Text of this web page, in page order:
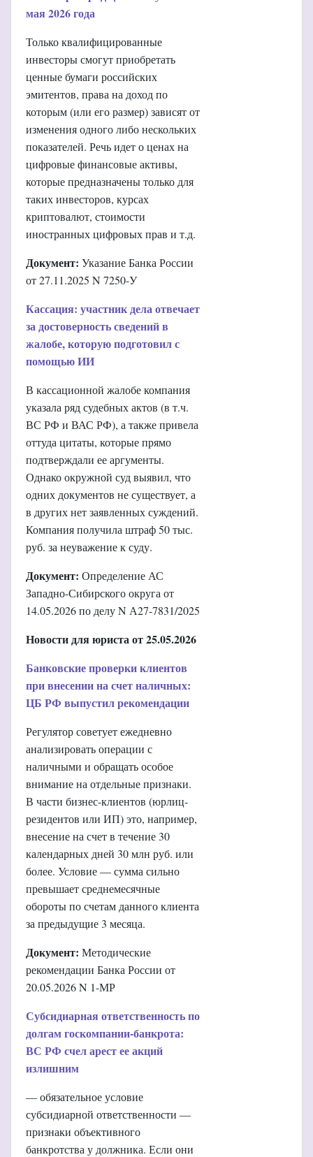
мая 2026 года
Только квалифицированные
инвесторы смогут приобретать
ценные бумаги российских
эмитентов, права на доход по
которым (или его размер) зависят от
изменения одного либо нескольких
показателей. Речь идет о ценах на
цифровые финансовые активы,
которые предназначены только для
таких инвесторов, курсах
криптовалют, стоимости
иностранных цифровых прав и т.д.
Документ: Указание Банка России
от 27.11.2025 N 7250-У
Кассация: участник дела отвечает
за достоверность сведений в
жалобе, которую подготовил с
помощью ИИ
В кассационной жалобе компания
указала ряд судебных актов (в т.ч.
ВС РФ и ВАС РФ), а также привела
оттуда цитаты, которые прямо
подтверждали ее аргументы.
Однако окружной суд выявил, что
одних документов не существует, а
в других нет заявленных суждений.
Компания получила штраф 50 тыс.
руб. за неуважение к суду.
Документ: Определение АС
Западно-Сибирского округа от
14.05.2026 по делу N А27-7831/2025
Новости для юриста от 25.05.2026
Банковские проверки клиентов
при внесении на счет наличных:
ЦБ РФ выпустил рекомендации
Регулятор советует ежедневно
анализировать операции с
наличными и обращать особое
внимание на отдельные признаки.
В части бизнес-клиентов (юрлиц-
резидентов или ИП) это, например,
внесение на счет в течение 30
календарных дней 30 млн руб. или
более. Условие — сумма сильно
превышает среднемесячные
обороты по счетам данного клиента
за предыдущие 3 месяца.
Документ: Методические
рекомендации Банка России от
20.05.2026 N 1-МР
Субсидиарная ответственность по
долгам госкомпании-банкрота:
ВС РФ счел арест ее акций
излишним
— обязательное условие
субсидиарной ответственности —
признаки объективного
банкротства у должника. Если они